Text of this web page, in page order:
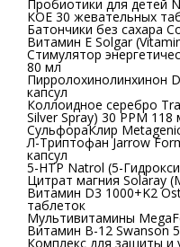
Пробиотики для детей
КОЕ 30 жевательных
Батончики без сахара
Витамин E Solgar
Стимулятор
80 мл
Пирролохинолинхинон
капсул
Коллоидное серебро
Silver Spray) 30 PPM 118
СульфораКлир
Л-Триптофан Jarrow
капсул
5-HTP Natrol (5-
Цитрат магния Solaray
Витамин D3 1000+K2
таблеток
Мультивитамины
Витамин B-12 Swanson
Комплекс для защиты и